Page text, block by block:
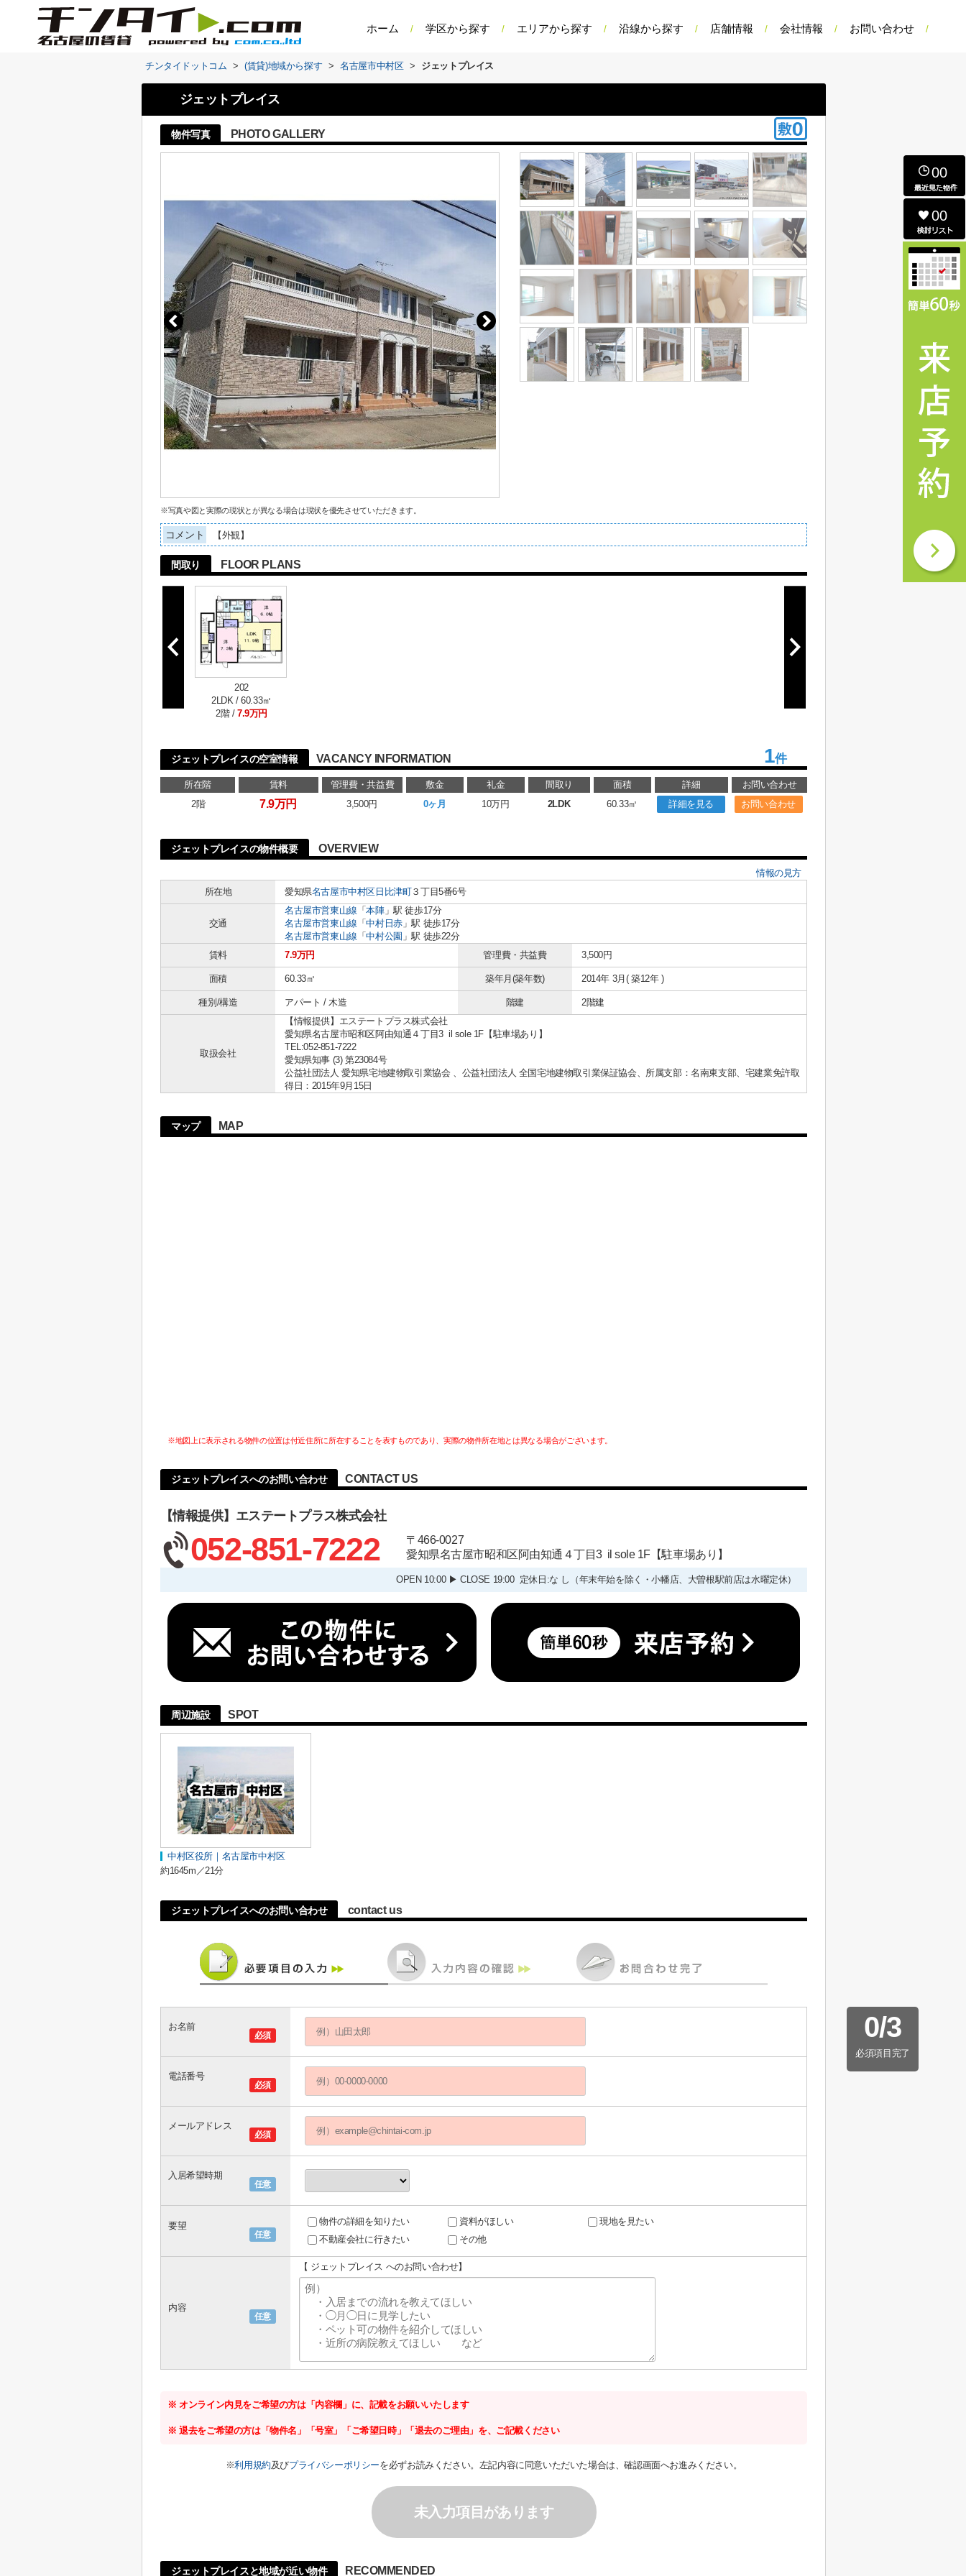
ホーム 学区から探す エリアから探す 沿線から探す 店舗情報 会社情報 お問い合わせ
チンタイドットコム > (賃貸)地域から探す > 名古屋市中村区 > ジェットプレイス
ジェットプレイス
物件写真 PHOTO GALLERY
※写真や図と実際の現状とが異なる場合は現状を優先させていただきます。
コメント 【外観】
間取り FLOOR PLANS
202
2LDK / 60.33㎡
2階 / 7.9万円
ジェットプレイスの空室情報 VACANCY INFORMATION 1件
所在階 賃料 管理費・共益費 敷金 礼金 間取り 面積 詳細
お問い合わせ
2階
7.9万円 3,500円 0ヶ月 10万円 2LDK 60.33㎡ 詳細を見る お問い合わせ
ジェットプレイスの物件概要 OVERVIEW
情報の見方
所在地
愛知県名古屋市中村区 日比津町３丁目5番6号
交通
名古屋市営東山線 「本陣」駅 徒歩17分
名古屋市営東山線 「中村日赤」駅 徒歩17分
名古屋市営東山線 「中村公園 」駅 徒歩22分
賃料
7.9万円 管理費・共益費 3,500円
面積 60.33㎡ 築年月(築年数) 2014年 3月( 築12年 )
種別/構造 アパート / 木造 階建 2階建
取扱会社
【情報提供】エステートプラス株式会社
愛知県名古屋市昭和区阿由知通４丁目3 il sole 1F【駐車場あり】
TEL:052-851-7222
愛知県知事 (3) 第23084号
公益社団法人 愛知県宅地建物取引業協会 、公益社団法人 全国宅地建物取引業保証協会、所属支部：名南東支部、宅建業免許取
得日：2015年9月15日
マップ MAP
※地図上に表示される物件の位置は付近住所に所在することを表すものであり、実際の物件所在地とは異なる場合がございます。
ジェットプレイスへのお問い合わせ CONTACT US
【情報提供】エステートプラス株式会社
052-851-7222
〒466-0027
愛知県名古屋市昭和区阿由知通４丁目3 il sole 1F【駐車場あり】
OPEN 10:00 ▶ CLOSE 19:00 定休日:な し（年末年始を除く・小幡店、大曽根駅前店は水曜定休）
周辺施設 SPOT
中村区役所｜名古屋市中村区
約1645m／21分
ジェットプレイスへのお問い合わせ contact us
0/3
必須項目完了
必須
お名前
必須
電話番号
必須
メールアドレス
任意
入居希望時期
任意
要望 物件の詳細を知りたい 資料がほしい
現地を見たい
不動産会社に行きたい
その他
任意
内容
【 ジェットプレイス へのお問い合わせ】
※ オンライン内見をご希望の方は「内容欄」に、記載をお願いいたします
※ 退去をご希望の方は「物件名」「号室」「ご希望日時」「退去のご理由」を、ご記載ください
※利用規約及びプライバシーポリシーを必ずお読みください。左記内容に同意いただいた場合は、確認画面へお進みください。
未入力項目があります
ジェットプレイスと地域が近い物件 RECOMMENDED
00
00